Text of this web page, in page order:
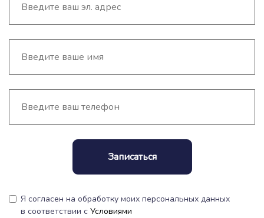
Записаться
Я согласен на обработку моих персональных данных
в соответствии с Условиями